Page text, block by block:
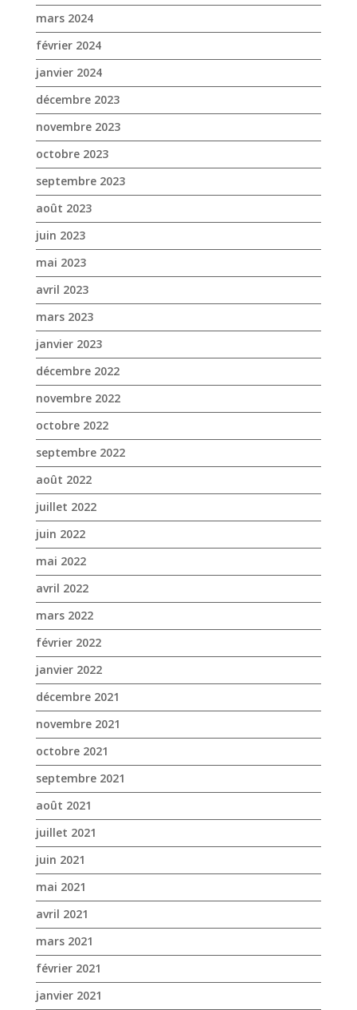
mars 2024
février 2024
janvier 2024
décembre 2023
novembre 2023
octobre 2023
septembre 2023
août 2023
juin 2023
mai 2023
avril 2023
mars 2023
janvier 2023
décembre 2022
novembre 2022
octobre 2022
septembre 2022
août 2022
juillet 2022
juin 2022
mai 2022
avril 2022
mars 2022
février 2022
janvier 2022
décembre 2021
novembre 2021
octobre 2021
septembre 2021
août 2021
juillet 2021
juin 2021
mai 2021
avril 2021
mars 2021
février 2021
janvier 2021